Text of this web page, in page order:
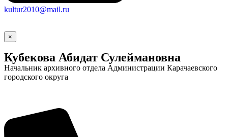
kultur2010@mail.ru
×
Кубекова Абидат Сулеймановна
Начальник архивного отдела Администрации Карачаевского
городского округа